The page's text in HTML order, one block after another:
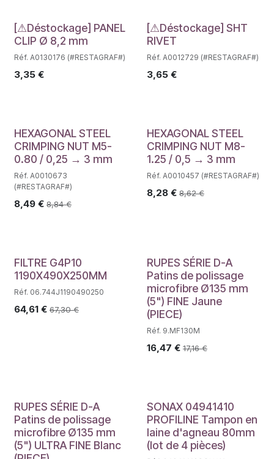
Déstockage
[⚠Déstockage] PANEL
CLIP Ø 8,2 mm
Réf. A0130176 (#RESTAGRAF#)
3,35 €
Déstockage
[⚠Déstockage] SHT
RIVET
Réf. A0012729 (#RESTAGRAF#)
3,65€
HEXAGONAL STEEL
CRIMPING NUT M5-
0.80 / 0,25 → 3 mm
Réf. A0010673
(#RESTAGRAF#)
8,49 € 8,84€
HEXAGONAL STEEL
CRIMPING NUT M8-
1.25 / 0,5 → 3 mm
Réf. A0010457 (#RESTAGRAF#)
8,28€ 8,62€
FILTRE G4P10
1190X490X250MM
Réf. 06.744J1190490250
64,61 € 67,30€
RUPES SÉRIE D-A
Patins de polissage
microfibre Ø135 mm
(5") FINE Jaune
(PIECE)
Réf. 9.MF130M
16,47 € 17,16€
RUPES SÉRIE D-A
Patins de polissage
microfibre Ø135 mm
(5") ULTRA FINE Blanc
SONAX 04941410
PROFILINE Tampon en
laine d'agneau 80mm
(lot de 4 pièces)